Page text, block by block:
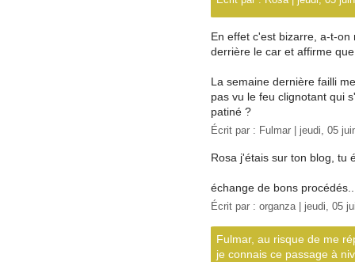
En effet c'est bizarre, a-t-
derrière le car et affirme
La semaine dernière failli
pas vu le feu clignotant qui
patiné ?
Écrit par : Fulmar | jeudi, 05
Rosa j'étais sur ton blog, tu
échange de bons
Écrit par : organza| jeudi, 05
Fulmar, au risque de me
je connais ce passage à